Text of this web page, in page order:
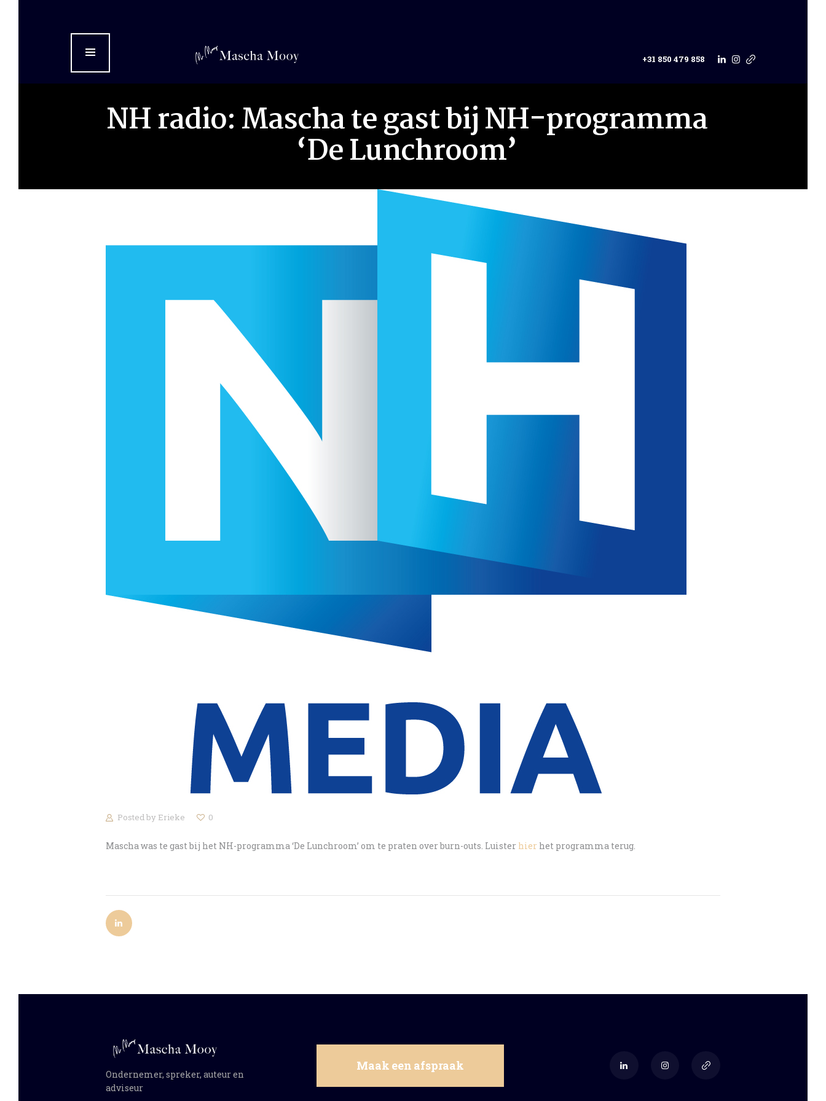
+31 850 479 858
NH radio: Mascha te gast bij NH-programma
‘De Lunchroom’
Over Mascha
Diensten
In de media
Posted by Erieke 0
Mascha was te gast bij het NH-programma ‘De Lunchroom’ om te praten over burn-outs. Luister hier het programma terug.
Ondernemer, spreker, auteur en
adviseur
Maak een afspraak